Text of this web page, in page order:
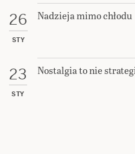
26
STY
Nadzieja mimo chłodu
23
STY
Nostalgia to nie